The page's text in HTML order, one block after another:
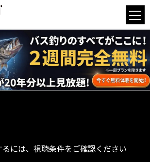
には、視聴条件をご確認ください